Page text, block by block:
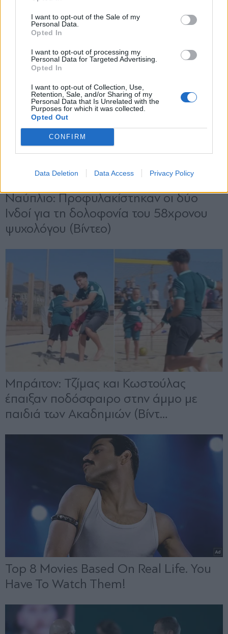
I want to opt-out of the Sale of my
Personal Data.
Opted In
I want to opt-out of processing my
Personal Data for Targeted Advertising.
Opted In
I want to opt-out of Collection, Use,
Retention, Sale, and/or Sharing of my
Personal Data that Is Unrelated with the
Purposes for which it was collected.
Opted Out
CONFIRM
Data Deletion Data Access Privacy Policy
και την πολιτική απορρήτου
X